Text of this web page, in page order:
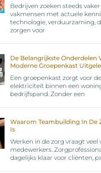
Bedrijven zoeken steeds
vakmensen met actuele
technologie, verduurzaming,
zorgen voor
De Belangrijkste Onderdelen
Moderne Groepenkast
Een groepenkast zorgt voor
elektriciteit binnen een
bedrijfspand. Zonder een
Waarom Teambuilding In De
Is
Werken in de zorg vraagt veel
medewerkers.
dagelijks klaar voor cliënten,